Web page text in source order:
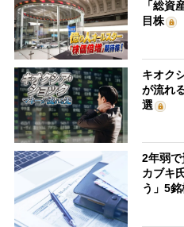
「総資
目株
キオク
が流れ
選
2年弱
カブキ
う」5